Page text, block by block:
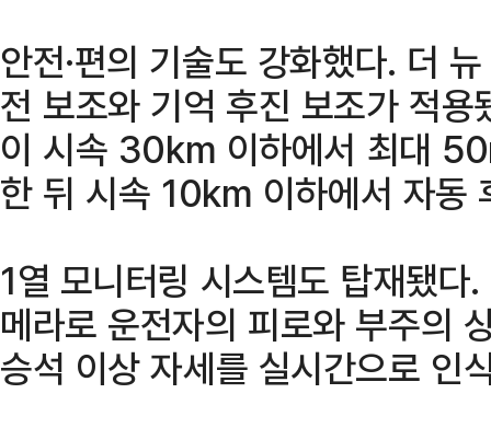
안전·편의 기술도 강화했다. 더
전 보조와 기억 후진 보조가 적
이 시속 30km 이하에서 최대
한 뒤 시속 10km 이하에서 자동
1열 모니터링 시스템도 탑재됐
메라로 운전자의 피로와 부주의
승석 이상 자세를 실시간으로 인